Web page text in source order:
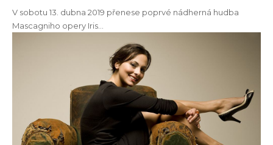
V sobotu 13. dubna 2019 přenese poprvé nádherná hudba
Mascagniho opery Iris…